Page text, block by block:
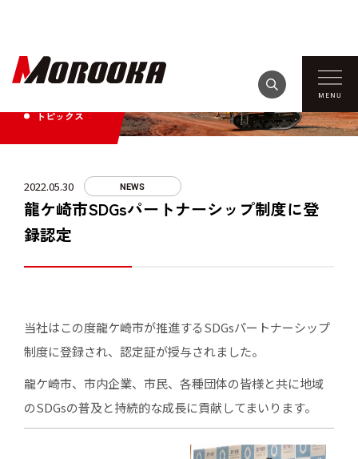
トピックス
2022.05.30 NEWS
龍ケ崎市SDGsパートナーシップ制度に登
録認定
当社はこの度龍ケ崎市が推進するSDGsパートナーシップ
制度に登録され、認定証が授与されました。
龍ケ崎市、市内企業、市民、各種団体の皆様と共に地域
のSDGsの普及と持続的な成長に貢献してまいります。